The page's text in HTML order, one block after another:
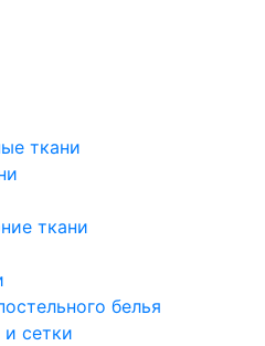
ткани
ткани
белья
сетки